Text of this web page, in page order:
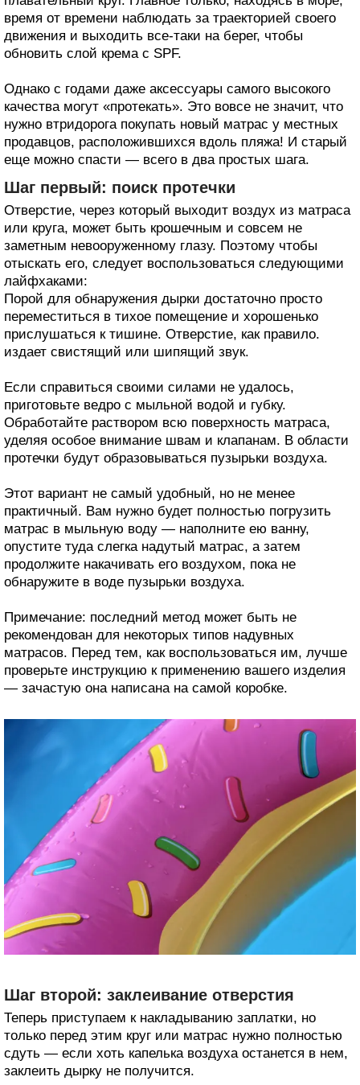
время от времени наблюдать за траекторией своего
движения и выходить все-таки на берег, чтобы
обновить слой крема с SPF.
Однако с годами даже аксессуары самого высокого
качества могут «протекать». Это вовсе не значит, что
нужно втридорога покупать новый матрас у местных
продавцов, расположившихся вдоль пляжа! И старый
еще можно спасти — всего в два простых шага.
Шаг первый: поиск протечки
Отверстие, через который выходит воздух из матраса
или круга, может быть крошечным и совсем не
заметным невооруженному глазу. Поэтому чтобы
отыскать его, следует воспользоваться следующими
лайфхаками:
Порой для обнаружения дырки достаточно просто
переместиться в тихое помещение и хорошенько
прислушаться к тишине. Отверстие, как правило.
издает свистящий или шипящий звук.
Если справиться своими силами не удалось,
приготовьте ведро с мыльной водой и губку.
Обработайте раствором всю поверхность матраса,
уделяя особое внимание швам и клапанам. В области
протечки будут образовываться пузырьки воздуха.
Этот вариант не самый удобный, но не менее
практичный. Вам нужно будет полностью погрузить
матрас в мыльную воду — наполните ею ванну,
опустите туда слегка надутый матрас, а затем
продолжите накачивать его воздухом, пока не
обнаружите в воде пузырьки воздуха.
Примечание: последний метод может быть не
рекомендован для некоторых типов надувных
матрасов. Перед тем, как воспользоваться им, лучше
проверьте инструкцию к применению вашего изделия
— зачастую она написана на самой коробке.
Шаг второй: заклеивание отверстия
Теперь приступаем к накладыванию заплатки, но
только перед этим круг или матрас нужно полностью
сдуть — если хоть капелька воздуха останется в нем,
заклеить дырку не получится.